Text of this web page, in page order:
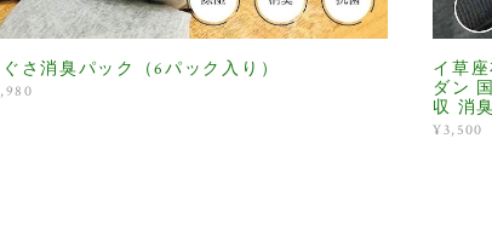
さ消臭パック（6パック入り）
イ草
ダン
収 消
¥3,500